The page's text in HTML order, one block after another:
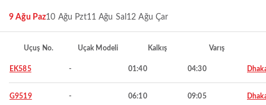
9 Ağu Paz10 Ağu Pzt11 Ağu Sal 12 Ağu Çar
Uçuş No. Uçak Modeli Kalkış Varış
EK585 - 01:40 04:30
G9519 - 06:10 09:05